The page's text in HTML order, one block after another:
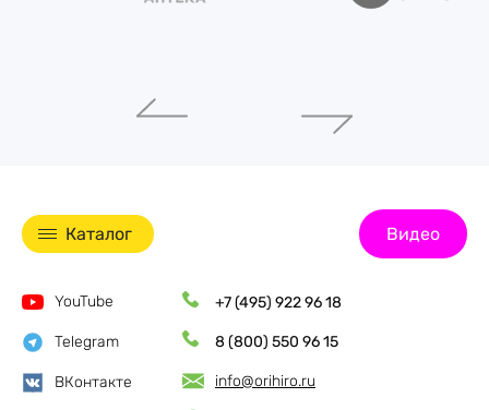
Каталог Видео
YouTube
Telegram
ВКонтакте
+7 (495) 922 96 18
8 (800) 550 96 15
info@orihiro.ru